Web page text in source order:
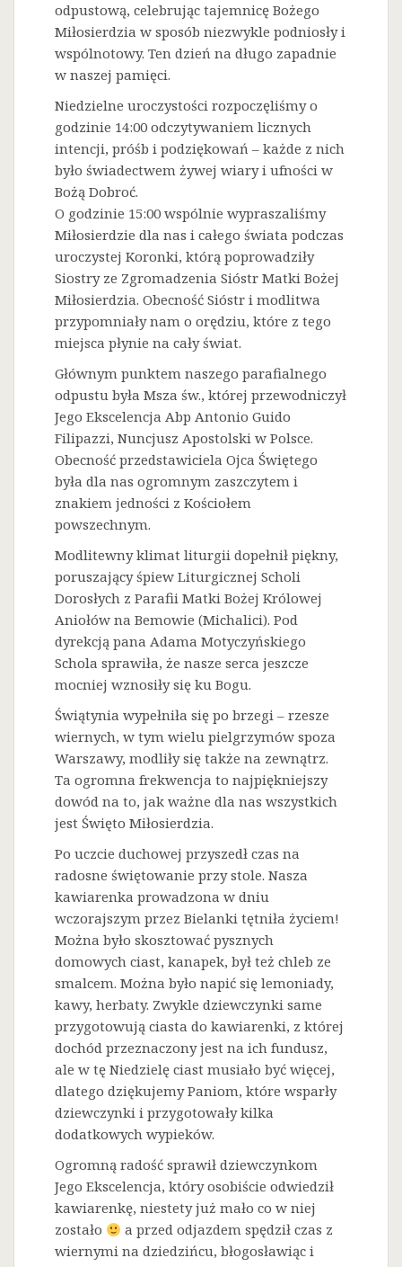
odpustową, celebrując tajemnicę Bożego
Miłosierdzia w sposób niezwykle podniosły i
wspólnotowy. Ten dzień na długo zapadnie
w naszej pamięci.
Niedzielne uroczystości rozpoczęliśmy o
godzinie 14:00 odczytywaniem licznych
intencji, próśb i podziękowań – każde z nich
było świadectwem żywej wiary i ufności w
Bożą Dobroć.
O godzinie 15:00 wspólnie wypraszaliśmy
Miłosierdzie dla nas i całego świata podczas
uroczystej Koronki, którą poprowadziły
Siostry ze Zgromadzenia Sióstr Matki Bożej
Miłosierdzia. Obecność Sióstr i modlitwa
przypomniały nam o orędziu, które z tego
miejsca płynie na cały świat.
Głównym punktem naszego parafialnego
odpustu była Msza św., której przewodniczył
Jego Ekscelencja Abp Antonio Guido
Filipazzi, Nuncjusz Apostolski w Polsce.
Obecność przedstawiciela Ojca Świętego
była dla nas ogromnym zaszczytem i
znakiem jedności z Kościołem
powszechnym.
Modlitewny klimat liturgii dopełnił piękny,
poruszający śpiew Liturgicznej Scholi
Dorosłych z Parafii Matki Bożej Królowej
Aniołów na Bemowie (Michalici). Pod
dyrekcją pana Adama Motyczyńskiego
Schola sprawiła, że nasze serca jeszcze
mocniej wznosiły się ku Bogu.
Świątynia wypełniła się po brzegi – rzesze
wiernych, w tym wielu pielgrzymów spoza
Warszawy, modliły się także na zewnątrz.
Ta ogromna frekwencja to najpiękniejszy
dowód na to, jak ważne dla nas wszystkich
jest Święto Miłosierdzia.
Po uczcie duchowej przyszedł czas na
radosne świętowanie przy stole. Nasza
kawiarenka prowadzona w dniu
wczorajszym przez Bielanki tętniła życiem!
Można było skosztować pysznych
domowych ciast, kanapek, był też chleb ze
smalcem. Można było napić się lemoniady,
kawy, herbaty. Zwykle dziewczynki same
przygotowują ciasta do kawiarenki, z której
dochód przeznaczony jest na ich fundusz,
ale w tę Niedzielę ciast musiało być więcej,
dlatego dziękujemy Paniom, które wsparły
dziewczynki i przygotowały kilka
dodatkowych wypieków.
Ogromną radość sprawił dziewczynkom
Jego Ekscelencja, który osobiście odwiedził
kawiarenkę, niestety już mało co w niej
zostało
a przed odjazdem spędził czas z
wiernymi na dziedzińcu, błogosławiąc i